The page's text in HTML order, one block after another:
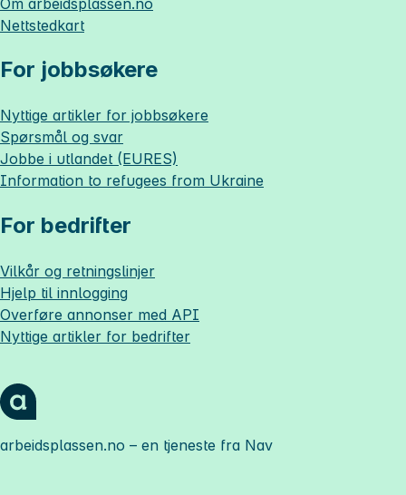
Nettstedkart
For jobbsøkere
Nyttige artikler for jobbsøkere
Spørsmål og svar
Jobbe i utlandet (EURES)
Information to refugees from Ukraine
For bedrifter
Vilkår og retningslinjer
Hjelp til innlogging
Overføre annonser med API
Nyttige artikler for bedrifter
arbeidsplassen.no – en tjeneste fra Nav